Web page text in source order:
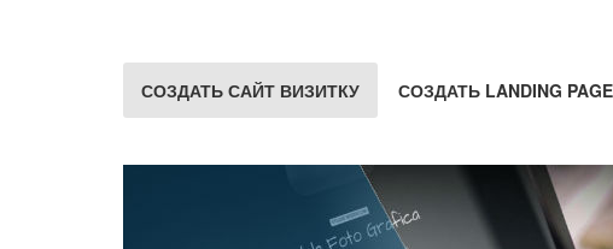
СОЗДАТЬ САЙТ ВИЗИТКУ СОЗДАТЬ LANDING PAGE